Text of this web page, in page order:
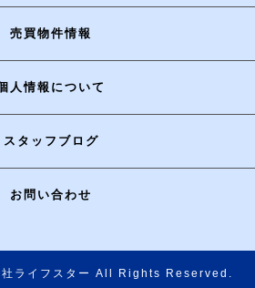
売買物件情報
人情報について
スタッフブログ
お問い合わせ
ライフスター All Rights Reserved.